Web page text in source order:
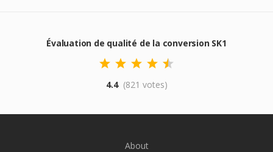
Évaluation de qualité de la conversion SK1
4.4 (821 votes)
About